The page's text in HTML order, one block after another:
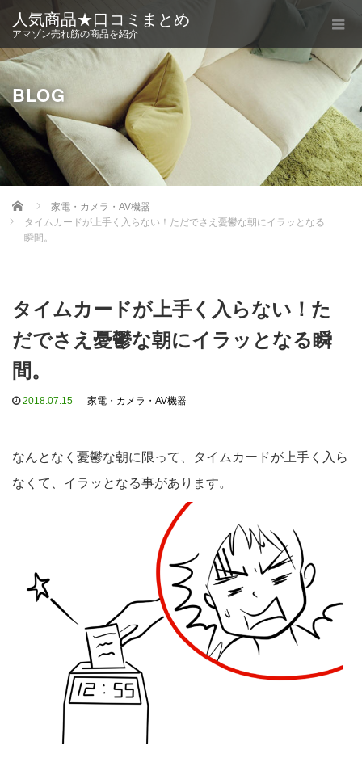
人気商品★口コミまとめ
アマゾン売れ筋の商品を紹介
BLOG
Home
家電・カメラ・AV機器
タイムカードが上手く入らない！ただでさえ憂鬱な朝にイラッとなる
瞬間。
タイムカードが上手く入らない！た
だでさえ憂鬱な朝にイラッとなる瞬
間。
2018.07.15 家電・カメラ・AV機器
なんとなく憂鬱な朝に限って、タイムカードが上手く入ら
なくて、イラッとなる事があります。